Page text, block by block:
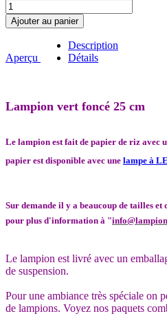
Ajouter au panier
Aperçu
Description
Détails
Lampion vert foncé 25 cm
Le lampion est fait de papier de riz avec
papier est disponible avec une lampe à
Sur demande il y a beaucoup de tailles
pour plus d'information à "
Le lampion est livré avec un
de suspension.
Pour une ambiance très spéciale on
de lampions. Voyez nos paquets